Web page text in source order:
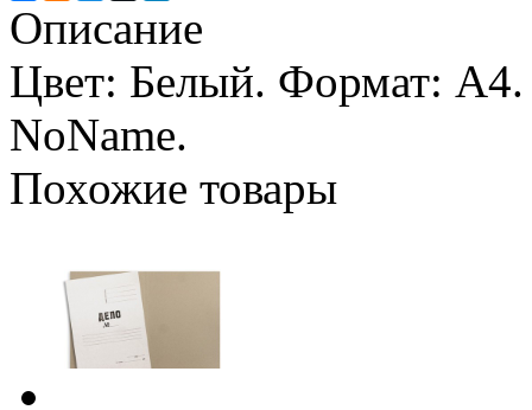
Описание
Цвет: Белый. Формат:
NoName.
Похожие товары